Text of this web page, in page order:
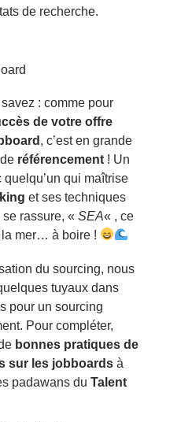
de recherche.
: comme pour
de votre offre
, c’est en grande
référencement ! Un
quelqu’un qui maîtrise
et ses techniques
se rassure, « SEA« , ce
la mer… à boire !
du sourcing, nous
tuyaux dans
pour un sourcing
. Pour compléter,
bonnes pratiques de
sur les jobboards à
padawans du Talent